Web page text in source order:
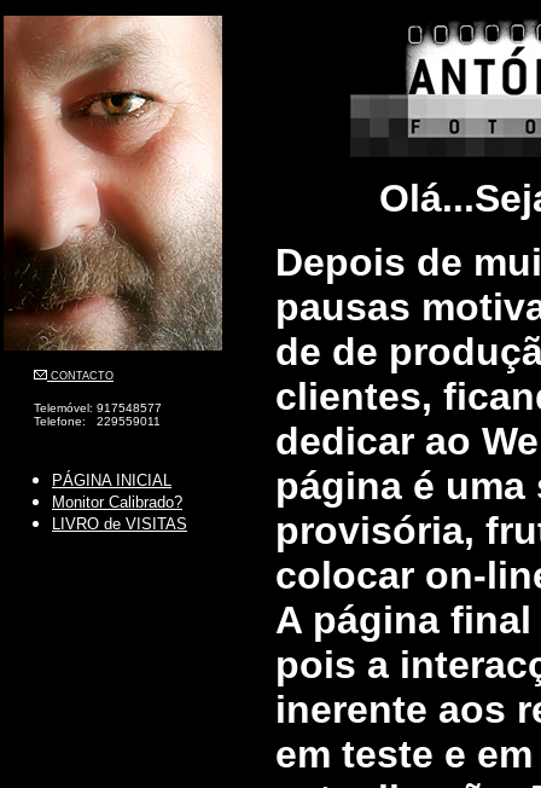
CONTACTO
Telemóvel: 917548577
Telefone: 229559011
PÁGINA INICIAL
Monitor Calibrado?
LIVRO de VISITAS
Depois de
pausas
de de
clientes,
dedicar ao
página é
provisória,
colocar on-
A página
pois a
inerente aos
em teste e